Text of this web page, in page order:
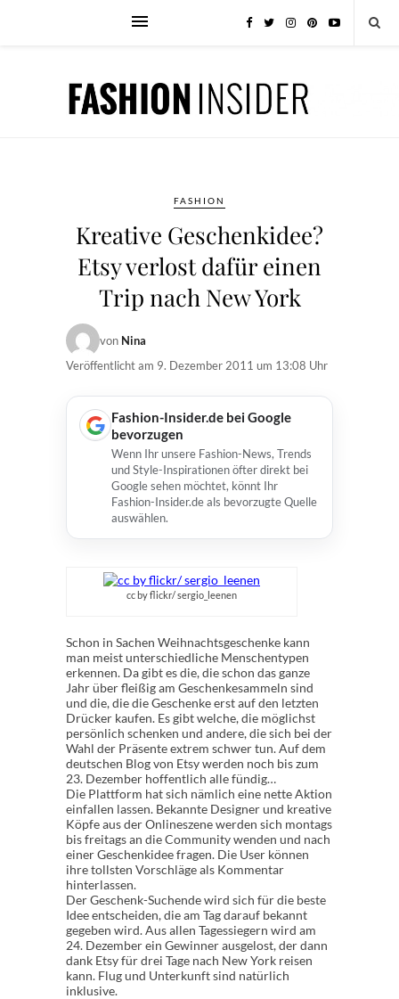
FASHION
Kreative Geschenkidee?
Etsy verlost dafür einen
Trip nach New York
von Nina
Veröffentlicht am 9. Dezember 2011 um 13:08 Uhr
Fashion-Insider.de bei Google
bevorzugen
Wenn Ihr unsere Fashion-News, Trends
und Style-Inspirationen öfter direkt bei
Google sehen möchtet, könnt Ihr
Fashion-Insider.de als bevorzugte Quelle
auswählen.
cc by flickr/ sergio_leenen
Schon in Sachen Weihnachtsgeschenke kann
man meist unterschiedliche Menschentypen
erkennen. Da gibt es die, die schon das ganze
Jahr über fleißig am Geschenkesammeln sind
und die, die die Geschenke erst auf den letzten
Drücker kaufen. Es gibt welche, die möglichst
persönlich schenken und andere, die sich bei der
Wahl der Präsente extrem schwer tun. Auf dem
deutschen Blog von Etsy werden noch bis zum
23. Dezember hoffentlich alle fündig…
Die Plattform hat sich nämlich eine nette Aktion
einfallen lassen. Bekannte Designer und kreative
Köpfe aus der Onlineszene werden sich montags
bis freitags an die Community wenden und nach
einer Geschenkidee fragen. Die User können
ihre tollsten Vorschläge als Kommentar
hinterlassen.
Der Geschenk-Suchende wird sich für die beste
Idee entscheiden, die am Tag darauf bekannt
gegeben wird. Aus allen Tagessiegern wird am
24. Dezember ein Gewinner ausgelost, der dann
dank Etsy für drei Tage nach New York reisen
kann. Flug und Unterkunft sind natürlich
inklusive.